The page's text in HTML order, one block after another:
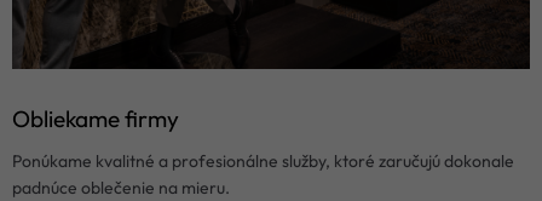
Obliekame firmy
Ponúkame kvalitné a profesionálne služby, ktoré zaručujú dokonale
padnúce oblečenie na mieru.